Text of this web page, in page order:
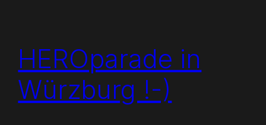
HEROparade in
Würzburg !-)